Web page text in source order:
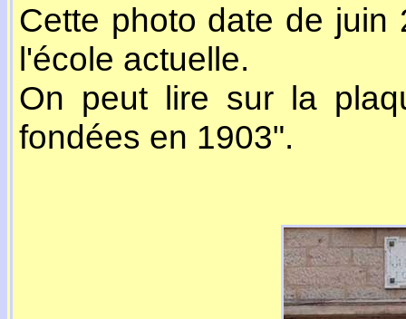
Cette photo date de juin
l'école actuelle.
On peut lire sur la
fondées en 1903".